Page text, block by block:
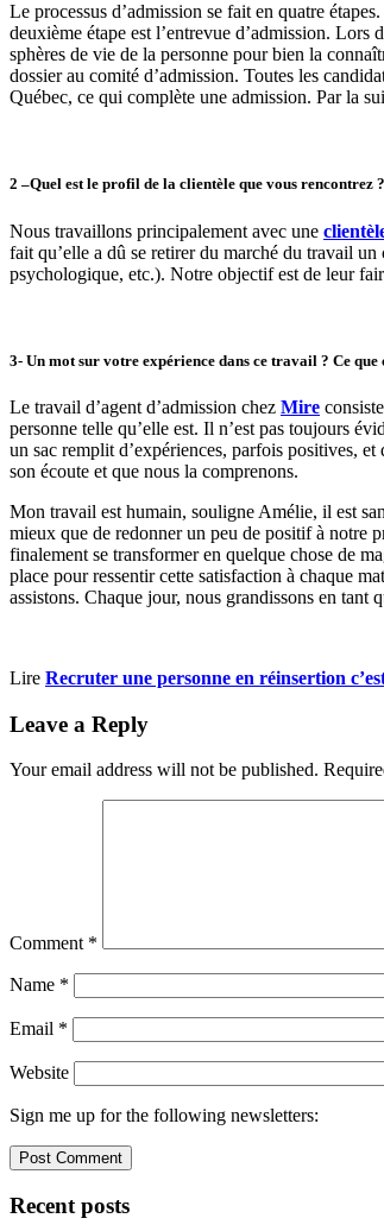
Le processus d’admission se fait en quatre
deuxième étape est l’entrevue d’admission.
sphères de vie de la personne pour bien la
dossier au comité d’admission. Toutes les
Québec, ce qui complète une admission. Par la
2 –Quel est le profil de la clientèle que vous rencontrez ?
Nous travaillons principalement avec une
fait qu’elle a dû se retirer du marché du travail un
psychologique, etc.). Notre objectif est de leur
3- Un mot sur votre expérience dans ce travail ? Ce
Le travail d’agent d’admission chez Mire
personne telle qu’elle est. Il n’est pas toujours
un sac remplit d’expériences, parfois positives,
son écoute et que nous la comprenons.
Mon travail est humain, souligne Amélie, il est
mieux que de redonner un peu de positif à notre
finalement se transformer en quelque chose de
place pour ressentir cette satisfaction à chaque
assistons. Chaque jour, nous grandissons en tant
Lire Recruter une personne en réinsertion
Leave a Reply
Your email address will not be published.
Comment *
Name *
Email *
Website
Sign me up for the following newsletters:
Recent posts